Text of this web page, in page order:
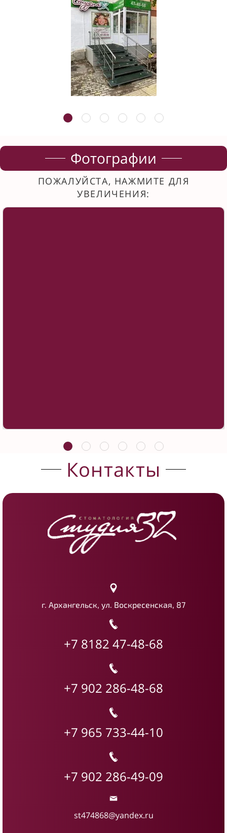
Фотографии
ПОЖАЛУЙСТА, НАЖМИТЕ ДЛЯ
УВЕЛИЧЕНИЯ:
Контакты
г. Архангельск, ул. Воскресенская, 87
+7 8182 47-48-68
+7 902 286-48-68
+7 965 733-44-10
+7 902 286-49-09
st474868@yandex.ru